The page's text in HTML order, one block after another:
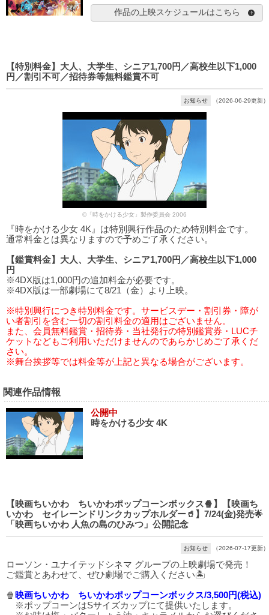
作品の上映スケジュールはこちら
【特別料金】大人、大学生、シニア1,700円／高校生以下1,000
円／割引不可／招待券等無料鑑賞不可
お知らせ （2026-06-29更新）
©「時をかける少女」製作委員会 2006
『時をかける少女 4K』は特別興行作品のため特別料金です。
通常料金とは異なりますので予めご了承ください。
【鑑賞料金】大人、大学生、シニア1,700円／高校生以下1,000
円
※4DX版は1,000円の追加料金が必要です。
※4DX版は一部劇場にて8/21（金）より上映。
※特別興行につき特別料金です。サービスデー・割引券・障が
い者割引を含む一切の割引料金の適用はございません。
また、会員無料鑑賞・招待券・当社発行の特別鑑賞券・LUCチ
ケットなどもご利用いただけませんのであらかじめご了承くだ
さい。
※舞台挨拶等では料金等が上記と異なる場合がございます。
関連作品情報
公開中
時をかける少女 4K
【映画ちいかわ ちいかわポップコーンボックス🍿】【映画ち
いかわ セイレーンドリンクカップホルダー🥤】7/24(金)発売🌟
「映画ちいかわ 人魚の島のひみつ」公開記念
お知らせ （2026-07-17更新）
ローソン・ユナイテッドシネマ グループの上映劇場で発売！
ご鑑賞とあわせて、ぜひ劇場でご購入ください🏝️
🍿 映画ちいかわ ちいかわポップコーンボックス/3,500円(税込)
※ポップコーンはSサイズカップにて提供いたします。